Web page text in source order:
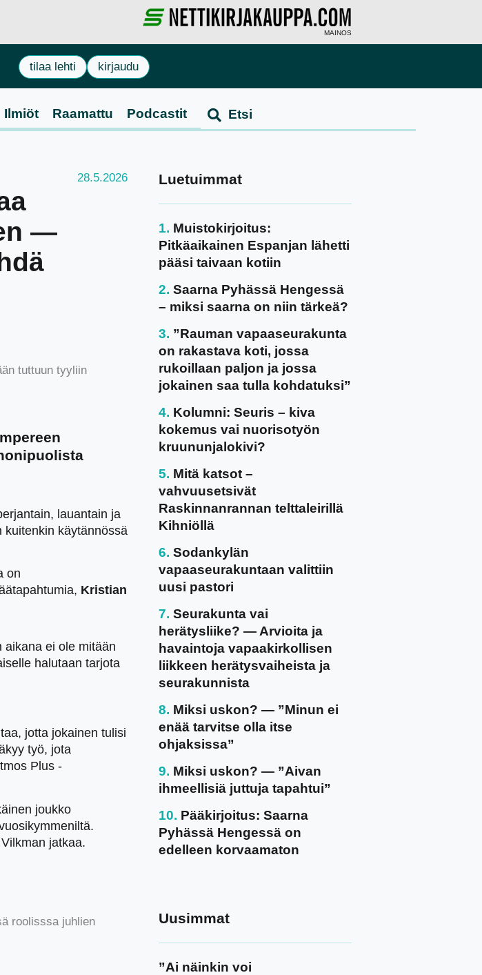
MAINOS
tilaa lehti kirjaudu
Ilmiöt Raamattu Podcastit
28.5.2026
—
tuttuun tyyliin
lauantain ja
kuitenkin käytännössä
on
Kristian
aikana ei ole mitään
halutaan tarjota
jotta jokainen tulisi
työ, jota
Plus -
joukko
jatkaa.
roolisssa juhlien
Luetuimmat
Muistokirjoitus:
Pitkäaikainen Espanjan lähetti
pääsi taivaan kotiin
Saarna Pyhässä Hengessä
– miksi saarna on niin tärkeä?
”Rauman vapaaseurakunta
on rakastava koti, jossa
rukoillaan paljon ja jossa
jokainen saa tulla kohdatuksi”
Kolumni: Seuris – kiva
kokemus vai nuorisotyön
kruununjalokivi?
Mitä katsot –
vahvuusetsivät
Raskinnanrannan telttaleirillä
Kihniöllä
Sodankylän
vapaaseurakuntaan valittiin
uusi pastori
Seurakunta vai
herätysliike? — Arvioita ja
havaintoja vapaakirkollisen
liikkeen herätysvaiheista ja
seurakunnista
Miksi uskon? — ”Minun ei
enää tarvitse olla itse
ohjaksissa”
Miksi uskon? — ”Aivan
ihmeellisiä juttuja tapahtui”
Pääkirjoitus: Saarna
Pyhässä Hengessä on
edelleen korvaamaton
Uusimmat
”Ai näinkin voi